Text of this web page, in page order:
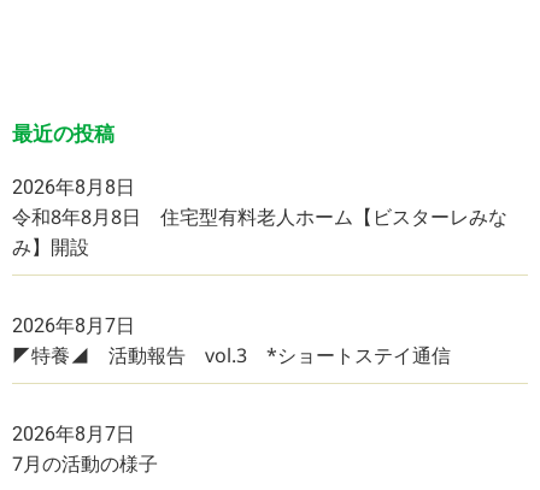
最近の投稿
2026年8月8日
令和8年8月8日 住宅型有料老人ホーム【ビスターレみな
み】開設
2026年8月7日
◤特養◢ 活動報告 vol.3 *ショートステイ通信
2026年8月7日
7月の活動の様子